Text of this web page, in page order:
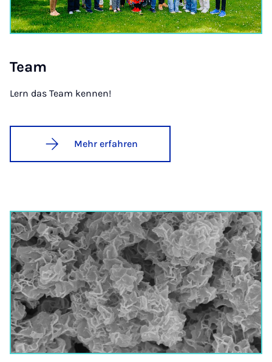
Team
Lern das Team kennen!
Mehr erfahren